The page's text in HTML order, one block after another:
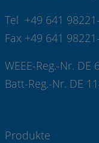
Tel +49 641
Fax +49 641
WEEE-Reg.-Nr. DE
Batt-Reg.-Nr. DE
Produkte